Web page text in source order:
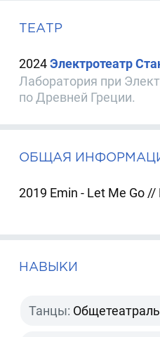
ТЕАТР
2024Электротеатр
Лаборатория при
по Древней Греции.
ОБЩАЯ
2019 Emin - Let Me Go
НАВЫКИ
Танцы: